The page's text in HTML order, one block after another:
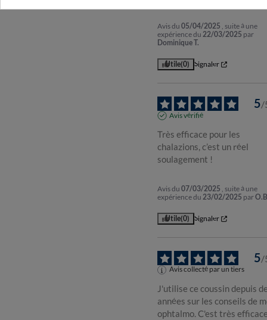
Avis du05/04/2025 , suite à une
expérience du22/03/2025 par
Dominique T.
Utile(0) Signaler
5/
Avis vérifié
Très efficace pour les
chalazions, c’est un réel
soulagement !
Avis du07/03/2025 , suite à une
expérience du23/02/2025 par
Utile(0) Signaler
5/
Avis collecté par un tiers
J'utilise ce coussin depuis
années sur les conseils de
ophtalmo. C'est très